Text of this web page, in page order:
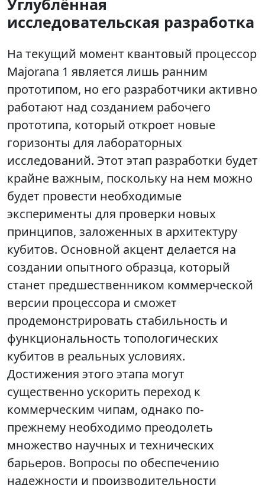
Углублённая
исследовательская разработка
На текущий момент квантовый процессор
Majorana 1 является лишь ранним
прототипом, но его разработчики активно
работают над созданием рабочего
прототипа, который откроет новые
горизонты для лабораторных
исследований. Этот этап разработки будет
крайне важным, поскольку на нем можно
будет провести необходимые
эксперименты для проверки новых
принципов, заложенных в архитектуру
кубитов. Основной акцент делается на
создании опытного образца, который
станет предшественником коммерческой
версии процессора и сможет
продемонстрировать стабильность и
функциональность топологических
кубитов в реальных условиях.
Достижения этого этапа могут
существенно ускорить переход к
коммерческим чипам, однако по-
прежнему необходимо преодолеть
множество научных и технических
барьеров. Вопросы по обеспечению
надежности и производительности